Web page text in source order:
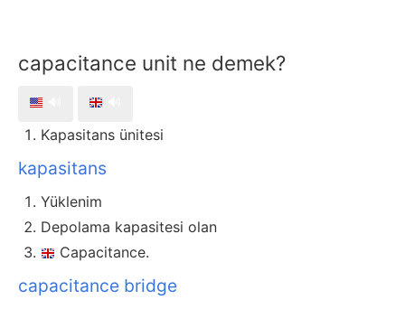
capacitance unit ne demek?
Kapasitans ünitesi
kapasitans
Yüklenim
Depolama kapasitesi olan
Capacitance.
capacitance bridge